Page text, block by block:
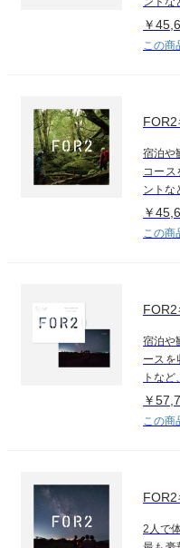
￥
この
FOR2
宿泊や
コー
ントな
￥
この
FOR2
宿泊や
ースを
トなど
￥
この
FOR2
2人で